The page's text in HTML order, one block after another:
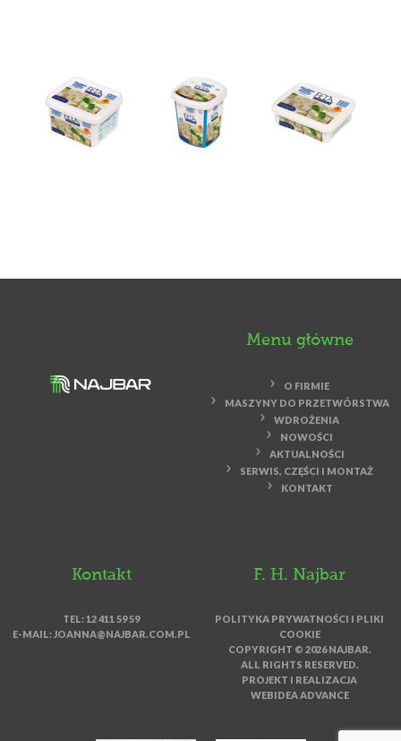
Menu główne
O FIRMIE
MASZYNY DO PRZETWÓRSTWA
WDROŻENIA
NOWOŚCI
AKTUALNOŚCI
SERWIS, CZĘŚCI I MONTAŻ
KONTAKT
Kontakt
TEL: 12 411 59 59
E-MAIL:JOANNA@NAJBAR.COM.PL
F. H. Najbar
POLITYKA PRYWATNOŚCI I PLIKI
COOKIE
COPYRIGHT © 2026 NAJBAR.
ALL RIGHTS RESERVED.
PROJEKT I REALIZACJA
WEBIDEA ADVANCE